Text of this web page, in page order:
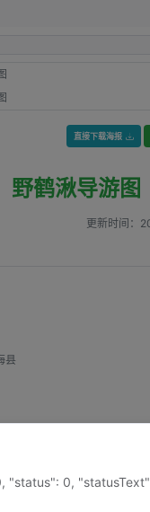
直接下载海报
野鹤湫导游图
更新时间：
县
地图类型-景区导游图
"status": 0,